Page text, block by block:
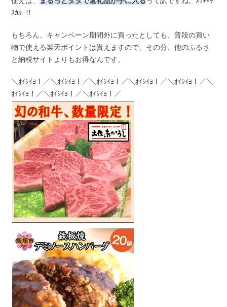
ｽｶﾙ–!!
もちろん、キャンペーン期間外に買ったとしても、普段の買い
物で使える楽天ポイントは貰えますので、その分、他のふるさ
と納税サイトよりもお得なんです。
＼ｵｲｼｲﾖ！／＼ｵｲｼｲﾖ！／＼ｵｲｼｲﾖ！／＼ｵｲｼｲﾖ！／＼ｵｲｼｲﾖ！／＼
ｵｲｼｲﾖ！／＼ｵｲｼｲﾖ！／＼ｵｲｼｲﾖ！／